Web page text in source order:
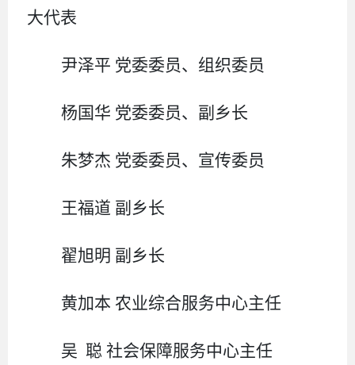
大代表
尹泽平 党委委员、组织委员
杨国华 党委委员、副乡长
朱梦杰 党委委员、宣传委员
王福道 副乡长
翟旭明 副乡长
黄加本 农业综合服务中心主任
吴 聪 社会保障服务中心主任